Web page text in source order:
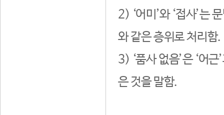
2) ‘어미’와 ‘접사’는
와 같은 층위로 처리함.
3) ‘품사 없음’은 ‘어
은 것을 말함.